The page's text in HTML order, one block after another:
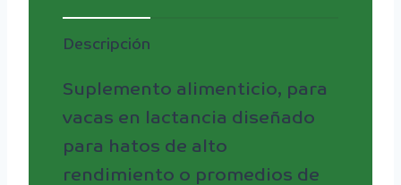
Descripción
Suplemento alimenticio, para
vacas en lactancia diseñado
para hatos de alto
rendimiento o promedios de